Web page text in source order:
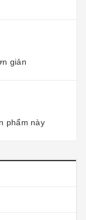
giản
phẩm này